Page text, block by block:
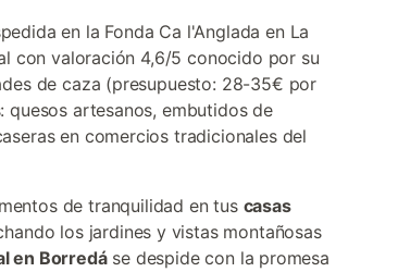
en la Fonda Ca l'Anglada en La
con valoración 4,6/5 conocido por su
de caza (presupuesto: 28-35€ por
artesanos, embutidos de
en comercios tradicionales del
de tranquilidad en tus casas
los jardines y vistas montañosas
en Borredáse despide con la promesa